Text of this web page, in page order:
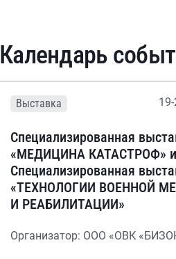
Календарь
Выставка
Специализированная
«МЕДИЦИНА КАТАСТРОФ»
Специализированная
«ТЕХНОЛОГИИ ВОЕННОЙ
И РЕАБИЛИТАЦИИ»
Организатор: ООО «ОВК